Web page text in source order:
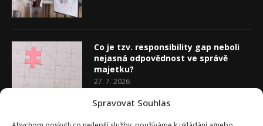
Spravovat Souhlas
Co je tzv. responsibility gap neboli
nejasná odpovědnost ve správě
majetku?
27. 7. 2026